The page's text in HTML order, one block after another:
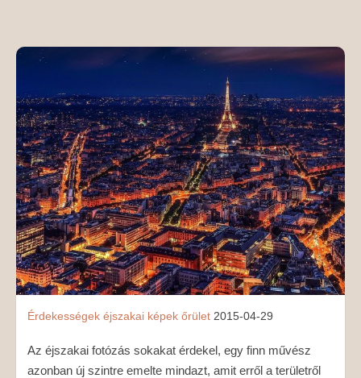
MÉDIAAJÁNLAT
Érdekességek éjszakai képek őrület 2015-04-29
Az éjszakai fotózás sokakat érdekel, egy finn művész
azonban új szintre emelte mindazt, amit erről a területről